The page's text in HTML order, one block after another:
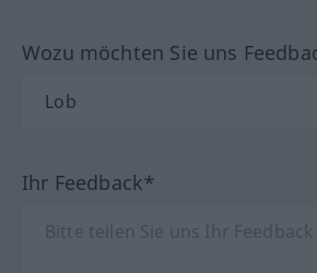
Wozu möchten Sie uns
Ihr Feedback*